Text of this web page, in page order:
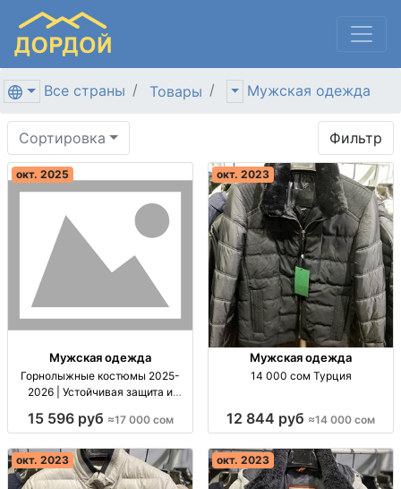
Все страны Товары Мужская одежда
Сортировка Фильтр
окт. 2025
Мужская одежда
Горнолыжные костюмы 2025-
2026 | Устойчивая защита и
костюмы 2025-2026,
мм, температурный режим:
-30°C, доставка п
15 596 руб ≈17 000 сом
окт. 2023
Мужская одежда
14 000 сом Турция
12 844 руб ≈14 000 сом
окт. 2023 окт. 2023